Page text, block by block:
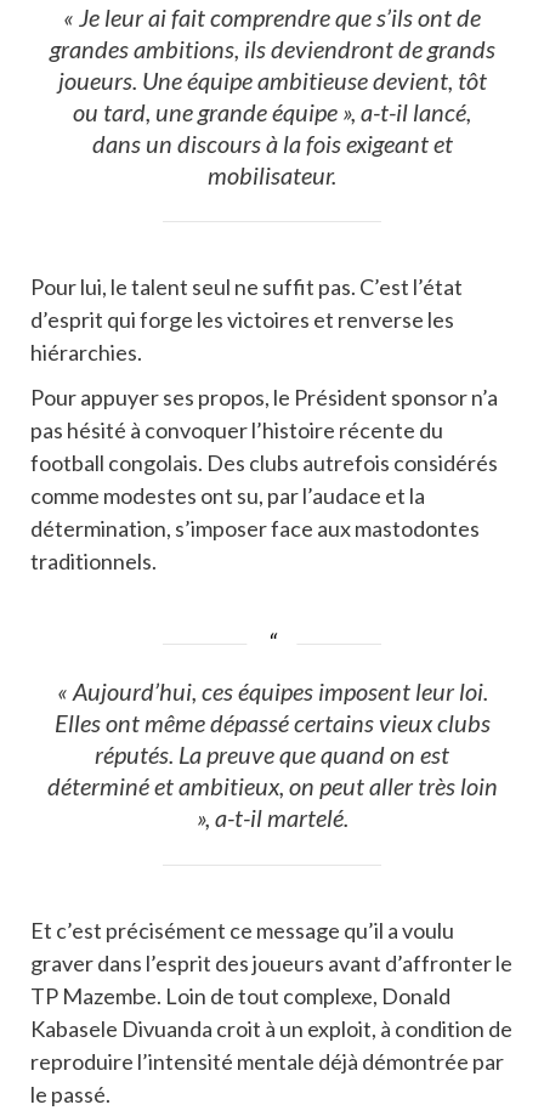
« Je leur ai fait comprendre que s’ils ont de
grandes ambitions, ils deviendront de grands
joueurs. Une équipe ambitieuse devient, tôt
ou tard, une grande équipe », a-t-il lancé,
dans un discours à la fois exigeant et
mobilisateur.
Pour lui, le talent seul ne suffit pas. C’est l’état
d’esprit qui forge les victoires et renverse les
hiérarchies.
Pour appuyer ses propos, le Président sponsor n’a
pas hésité à convoquer l’histoire récente du
football congolais. Des clubs autrefois considérés
comme modestes ont su, par l’audace et la
détermination, s’imposer face aux mastodontes
traditionnels.
« Aujourd’hui, ces équipes imposent leur loi.
Elles ont même dépassé certains vieux clubs
réputés. La preuve que quand on est
déterminé et ambitieux, on peut aller très loin
», a-t-il martelé.
Et c’est précisément ce message qu’il a voulu
graver dans l’esprit des joueurs avant d’affronter le
TP Mazembe. Loin de tout complexe, Donald
Kabasele Divuanda croit à un exploit, à condition de
reproduire l’intensité mentale déjà démontrée par
le passé.